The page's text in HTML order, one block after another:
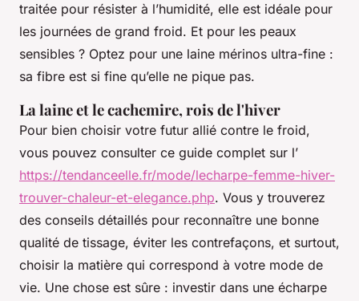
traitée pour résister à l’humidité, elle est idéale pour
les journées de grand froid. Et pour les peaux
sensibles ? Optez pour une laine mérinos ultra-fine :
sa fibre est si fine qu’elle ne pique pas.
La laine et le cachemire, rois de l'hiver
Pour bien choisir votre futur allié contre le froid,
vous pouvez consulter ce guide complet sur l’
https://tendanceelle.fr/mode/lecharpe-femme-hiver-
trouver-chaleur-et-elegance.php. Vous y trouverez
des conseils détaillés pour reconnaître une bonne
qualité de tissage, éviter les contrefaçons, et surtout,
choisir la matière qui correspond à votre mode de
vie. Une chose est sûre : investir dans une écharpe